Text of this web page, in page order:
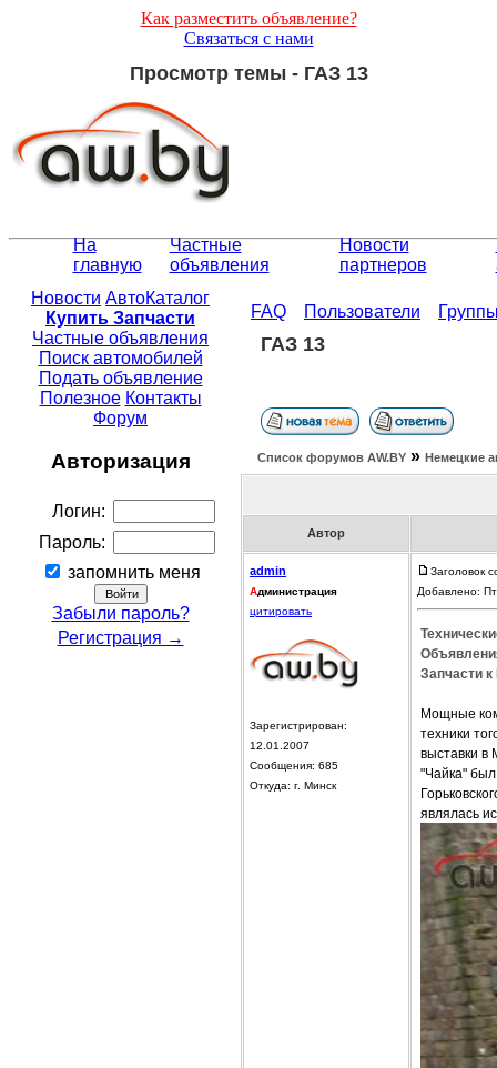
Как разместить объявление?
Связаться с нами
Просмотр темы - ГАЗ 13
На
главную
Частные
объявления
Новости
партнеров
Новости АвтоКаталог
Купить Запчасти
Частные объявления
Поиск автомобилей
Подать объявление
Полезное Контакты
Форум
Авторизация
Логин:
Пароль:
запомнить меня
Забыли пароль?
Регистрация →
FAQ Пользователи
ГАЗ 13
Список форумов АW.BY » Немецкие
Автор
admin
Администрация
цитировать
Зарегистрирован:
12.01.2007
Сообщения: 685
Откуда: г. Минск
Заголовок
Добавлено:
Запчасти
Мощные
техники
выставки в
"Чайка"
являлась